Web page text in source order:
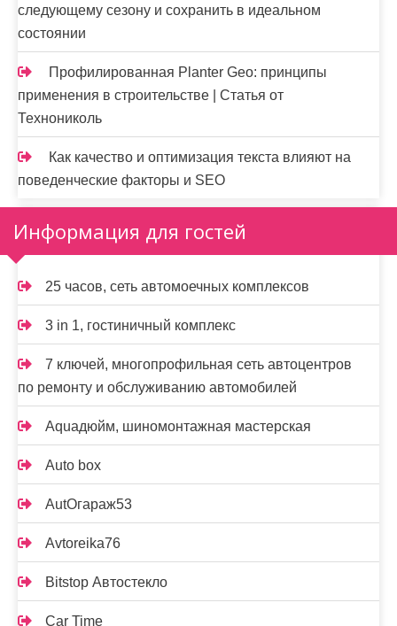
следующему сезону и сохранить в идеальном
состоянии
Профилированная Planter Geo: принципы
применения в строительстве | Статья от
Технониколь
Как качество и оптимизация текста влияют на
поведенческие факторы и SEO
Информация для гостей
25 часов, сеть автомоечных комплексов
3 in 1, гостиничный комплекс
7 ключей, многопрофильная сеть автоцентров
по ремонту и обслуживанию автомобилей
Aquaдюйм, шиномонтажная мастерская
Auto box
AutOгараж53
Avtoreika76
Bitstop Автостекло
Car Time